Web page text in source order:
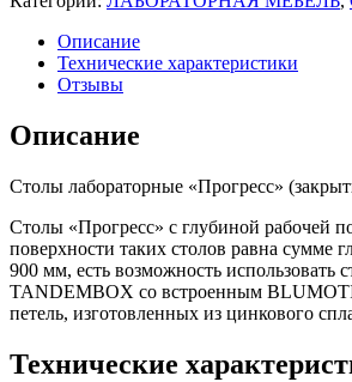
Описание
Технические характеристики
Отзывы
Описание
Столы лабораторные «Прогресс»
Столы «Прогресс» с глубиной рабочей
поверхности таких столов равна сумме
900 мм, есть возможность
TANDEMBOX со встроенным
петель, изготовленных из цинкового
Технические